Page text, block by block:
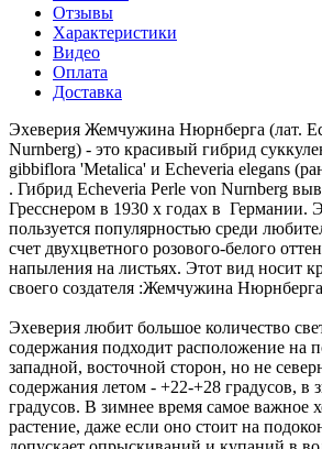
Отзывы
Характеристики
Видео
Оплата
Доставка
Эхеверия Жемчужина Нюрнберга (лат.
Nurnberg) - это красивый гибрид
gibbiflora 'Metalica' и Echeveria elegans
. Гибрид Echeveria Perle von Nurnberg
Гресснером в 1930 х годах в Германии.
пользуется популярностью среди
счет двухцветного розового-белого
напыления на листьях. Этот вид носит
своего создателя :Жемчужина
Эхеверия любит большое количество
содержания подходит расположение на
западной, восточной сторон, но не
содержания летом - +22-+28 градусов, в
градусов. В зимнее время самое важное
растение, даже если оно стоит на